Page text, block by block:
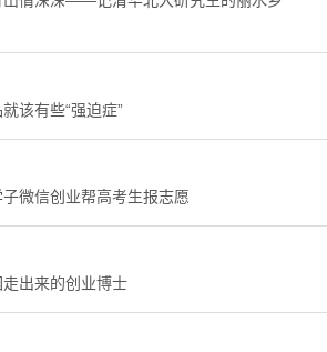
该有些“强迫症”
子微信创业帮高考生报志愿
走出来的创业博士